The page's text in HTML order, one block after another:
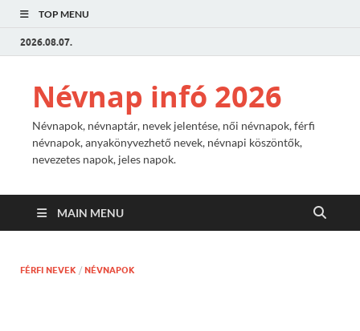
TOP MENU
2026.08.07.
Névnap infó 2026
Névnapok, névnaptár, nevek jelentése, női névnapok, férfi
névnapok, anyakönyvezhető nevek, névnapi köszöntők,
nevezetes napok, jeles napok.
MAIN MENU
FÉRFI NEVEK / NÉVNAPOK